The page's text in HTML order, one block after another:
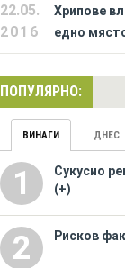
22.05.
2016
Хрипове
едно
ПОПУЛЯРНО:
ВИНАГИ ДНЕС
1
Сукусио
(+)
2 Рисков